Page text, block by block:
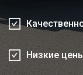
Низкие